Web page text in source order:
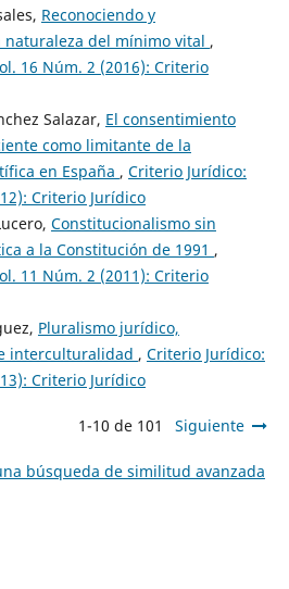
Reconociendo y
del mínimo vital ,
16 Núm. 2 (2016): Criterio
Salazar, El consentimiento
como limitante de la
en España , Criterio Jurídico:
Criterio Jurídico
Constitucionalismo sin
a la Constitución de 1991 ,
11 Núm. 2 (2011): Criterio
Pluralismo jurídico,
interculturalidad , Criterio Jurídico:
Criterio Jurídico
1-10 de 101 Siguiente
búsqueda de similitud avanzada